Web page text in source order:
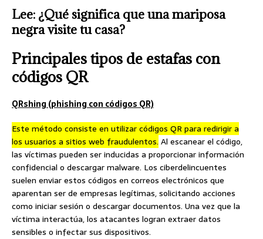
Lee: ¿Qué significa que una mariposa
negra visite tu casa?
Principales tipos de estafas con
códigos QR
QRshing (phishing con códigos QR)
Este método consiste en utilizar códigos QR para redirigir a
los usuarios a sitios web fraudulentos. Al escanear el código,
las víctimas pueden ser inducidas a proporcionar información
confidencial o descargar malware. Los ciberdelincuentes
suelen enviar estos códigos en correos electrónicos que
aparentan ser de empresas legítimas, solicitando acciones
como iniciar sesión o descargar documentos. Una vez que la
víctima interactúa, los atacantes logran extraer datos
sensibles o infectar sus dispositivos.